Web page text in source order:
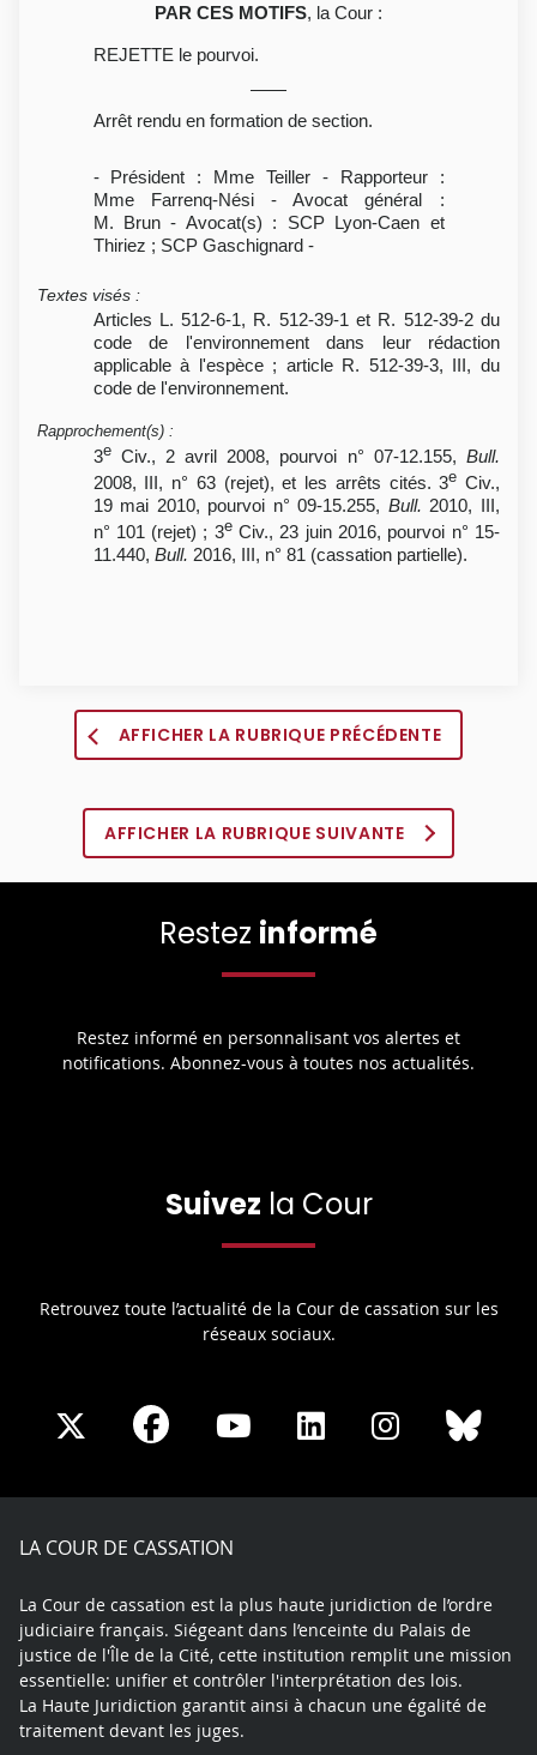
PAR CES MOTIFS, la Cour :
REJETTE le pourvoi.
Arrêt rendu en formation de section.
- Président : Mme Teiller - Rapporteur :
Mme Farrenq-Nési - Avocat général :
M. Brun - Avocat(s) : SCP Lyon-Caen et
Thiriez ; SCP Gaschignard -
Textes visés :
Articles L. 512-6-1, R. 512-39-1 et R. 512-39-2 du
code de l'environnement dans leur rédaction
applicable à l'espèce ; article R. 512-39-3, III, du
code de l'environnement.
Rapprochement(s) :
3eCiv., 2 avril 2008, pourvoi n° 07-12.155, Bull.
2008, III, n° 63 (rejet), et les arrêts cités. 3e Civ.,
19 mai 2010, pourvoi n° 09-15.255, Bull. 2010, III,
n° 101 (rejet) ; 3eCiv., 23 juin 2016, pourvoi n° 15-
11.440, Bull. 2016, III, n° 81 (cassation partielle).
AFFICHER LA RUBRIQUE PRÉCÉDENTE
AFFICHER LA RUBRIQUE SUIVANTE
Restez informé
Restez informé en personnalisant vos alertes et
notifications. Abonnez-vous à toutes nos actualités.
Suivez la Cour
Retrouvez toute l’actualité de la Cour de cassation sur les
réseaux sociaux.
Share
X
Share
Facebook
Share
Youtube
Share
LinkedIn
Share
Instagram
LA COUR DE CASSATION
La Cour de cassation est la plus haute juridiction de l’ordre
judiciaire français. Siégeant dans l’enceinte du Palais de
justice de l'Île de la Cité, cette institution remplit une mission
essentielle: unifier et contrôler l'interprétation des lois.
La Haute Juridiction garantit ainsi à chacun une égalité de
traitement devant les juges.